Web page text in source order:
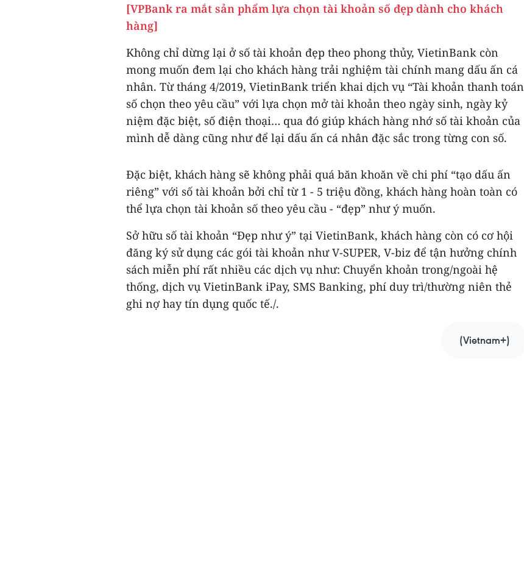
[VPBank ra mắt sản phẩm lựa chọn tài khoản số đẹp dành cho khách
hàng]
Không chỉ dừng lại ở số tài khoản đẹp theo phong thủy, VietinBank còn
mong muốn đem lại cho khách hàng trải nghiệm tài chính mang dấu ấn cá
nhân. Từ tháng 4/2019, VietinBank triển khai dịch vụ “Tài khoản thanh toán
số chọn theo yêu cầu” với lựa chọn mở tài khoản theo ngày sinh, ngày kỷ
niệm đặc biệt, số điện thoại… qua đó giúp khách hàng nhớ số tài khoản của
mình dễ dàng cũng như để lại dấu ấn cá nhân đặc sắc trong từng con số.
Đặc biệt, khách hàng sẽ không phải quá băn khoăn về chi phí “tạo dấu ấn
riêng” với số tài khoản bởi chỉ từ 1 - 5 triệu đồng, khách hàng hoàn toàn có
thể lựa chọn tài khoản số theo yêu cầu - “đẹp” như ý muốn.
Sở hữu số tài khoản “Đẹp như ý” tại VietinBank, khách hàng còn có cơ hội
đăng ký sử dụng các gói tài khoản như V-SUPER, V-biz để tận hưởng chính
sách miễn phí rất nhiều các dịch vụ như: Chuyển khoản trong/ngoài hệ
thống, dịch vụ VietinBank iPay, SMS Banking, phí duy trì/thường niên thẻ
ghi nợ hay tín dụng quốc tế./.
(Vietnam+)